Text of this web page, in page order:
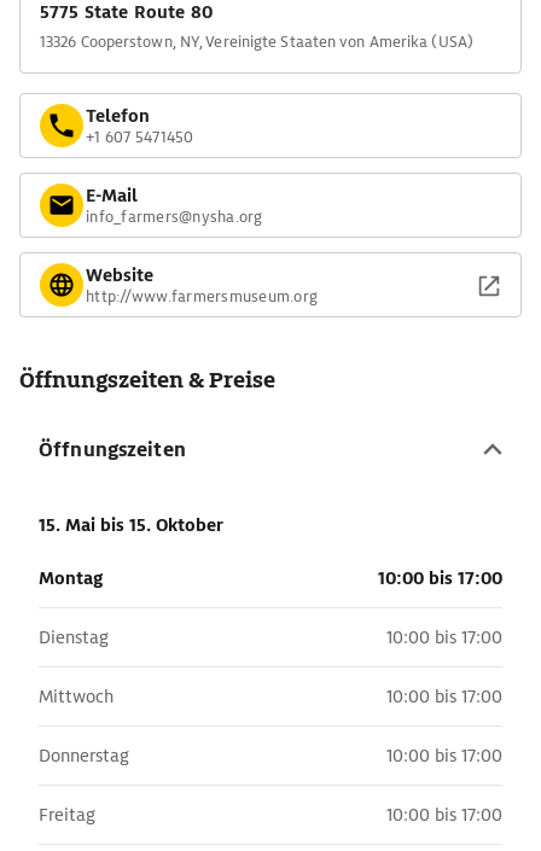
5775 State Route 80
13326 Cooperstown, NY, Vereinigte Staaten von Amerika (USA)
Telefon
+1 607 5471450
E-Mail
info_farmers@nysha.org
Website
http://www.farmersmuseum.org
Öffnungszeiten & Preise
Öffnungszeiten
15. Mai bis 15. Oktober
Montag 10:00 bis 17:00
Dienstag 10:00 bis 17:00
Mittwoch 10:00 bis 17:00
Donnerstag 10:00 bis 17:00
Freitag 10:00 bis 17:00